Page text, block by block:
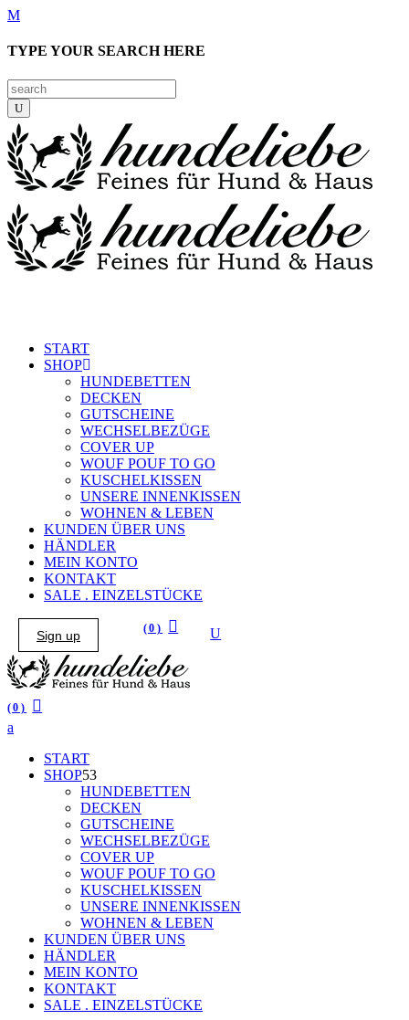
TYPE YOUR SEARCH HERE
START
SHOP
HUNDEBETTEN
DECKEN
GUTSCHEINE
WECHSELBEZÜGE
COVER UP
WOUF POUF TO GO
KUSCHELKISSEN
UNSERE INNENKISSEN
WOHNEN & LEBEN
KUNDEN ÜBER UNS
HÄNDLER
MEIN KONTO
KONTAKT
SALE . EINZELSTÜCKE
Sign up (0)
(0)
START
SHOP
HUNDEBETTEN
DECKEN
GUTSCHEINE
WECHSELBEZÜGE
COVER UP
WOUF POUF TO GO
KUSCHELKISSEN
UNSERE INNENKISSEN
WOHNEN & LEBEN
KUNDEN ÜBER UNS
HÄNDLER
MEIN KONTO
KONTAKT
SALE . EINZELSTÜCKE